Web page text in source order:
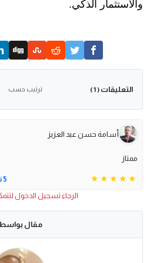
والاستثمار الذكي.
التعليقات ( 1 ) ترتيب حسب
أسامة حسن عبد العزيز
ممتاز
5 نجوم
الرجاء تسجيل الدخول
مقال